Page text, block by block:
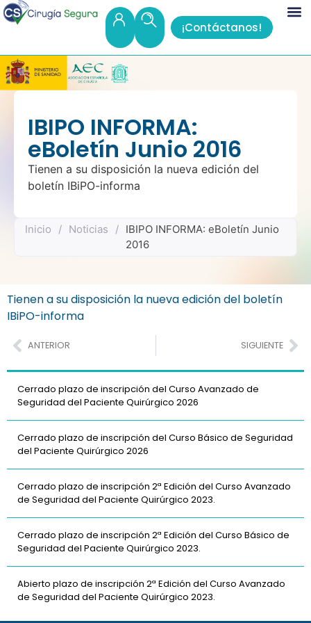
¡Contáctanos!
IBIPO INFORMA:
eBoletín Junio 2016
Tienen a su disposición la nueva edición del
boletín IBiPO-informa
Inicio / Noticias / IBIPO INFORMA: eBoletín Junio
2016
Tienen a su disposición la nueva edición del boletín
IBiPO-informa
ANTERIOR SIGUIENTE
Cerrado plazo de inscripción del Curso Avanzado de
Seguridad del Paciente Quirúrgico 2026
Cerrado plazo de inscripción del Curso Básico de Seguridad
del Paciente Quirúrgico 2026
Cerrado plazo de inscripción 2ª Edición del Curso Avanzado
de Seguridad del Paciente Quirúrgico 2023.
Cerrado plazo de inscripción 2ª Edición del Curso Básico de
Seguridad del Paciente Quirúrgico 2023.
Abierto plazo de inscripción 2ª Edición del Curso Avanzado
de Seguridad del Paciente Quirúrgico 2023.